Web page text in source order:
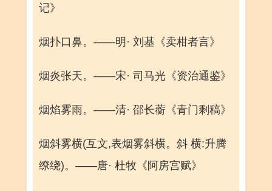
记》
烟扑口鼻。——明· 刘基《卖柑者言》
烟炎张天。——宋· 司马光《资治通鉴》
烟焰雾雨。——清· 邵长蘅《青门剩稿》
烟斜雾横(互文,表烟雾斜横。斜 横:升腾
缭绕)。——唐· 杜牧《阿房宫赋》